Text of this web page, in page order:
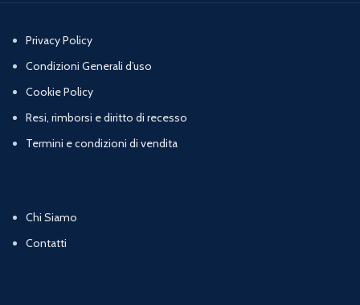
Privacy Policy
Condizioni Generali d’uso
Cookie Policy
Resi, rimborsi e diritto di recesso
Termini e condizioni di vendita
Chi Siamo
Contatti